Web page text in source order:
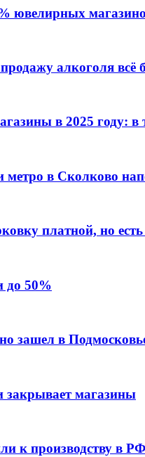
ювелирных
алкоголя всё
в 2025 году:
в Сколково
платной, но
до 50%
зашел в
закрывает магазины
к производству в